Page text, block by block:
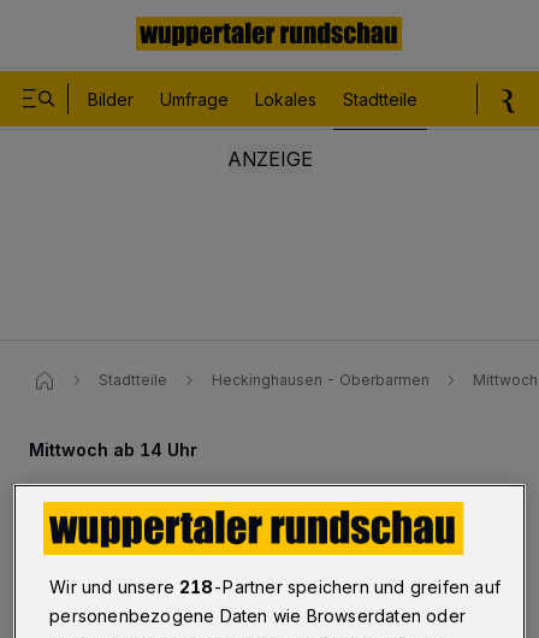
Bilder Umfrage Lokales Stadtteile
Stadtteile Heckinghausen - Oberbarmen
Mittwoch ab 14 Uhr
Exklusive Kuren in Bad
Oberbarmen
·
„Waren Sie schon mal in Bad
Oberbarmen? Nein? Dann wird es Zeit, denn Bad
Wir und unsere 218-Partner speichern und greifen auf
personenbezogene Daten wie Browserdaten oder